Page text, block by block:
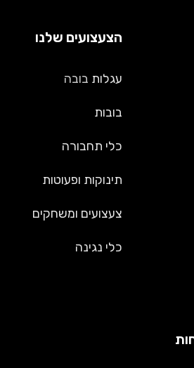
הצעצועים שלנו
עגלות בובה
בובות
כלי תחבורה
תינוקות ופעוטות
צעצועים ומשחקים
כלי נגינה